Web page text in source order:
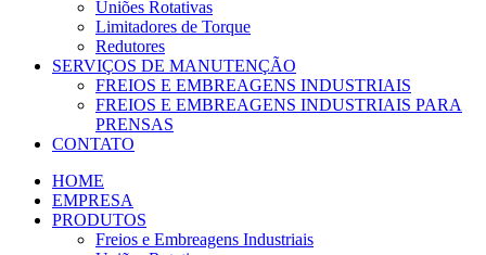
Uniões Rotativas
Limitadores de Torque
Redutores
SERVIÇOS DE MANUTENÇÃO
FREIOS E EMBREAGENS INDUSTRIAIS
FREIOS E EMBREAGENS INDUSTRIAIS PARA
PRENSAS
CONTATO
HOME
EMPRESA
PRODUTOS
Freios e Embreagens Industriais